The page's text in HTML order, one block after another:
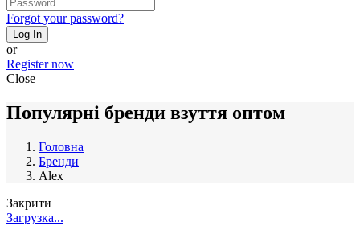
Forgot your password?
Log In
or
Register now
Close
Популярні бренди взуття оптом
Головна
Бренди
Alex
Закрити
Загрузка...